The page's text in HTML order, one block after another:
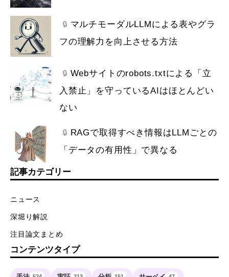
🔒 マルチモーダルLLMによる表やグラ
フの理解力を向上させる方法
🔒 Webサイトのrobots.txtによる「立
入禁止」を守っているAIはほとんどい
ない
🔒 RAGで取得すべき情報はLLMごとの
「データの有用性」で異なる
記事カテゴリー
ニュース
深堀り解説
注目論文まとめ
コンテンツタイプ